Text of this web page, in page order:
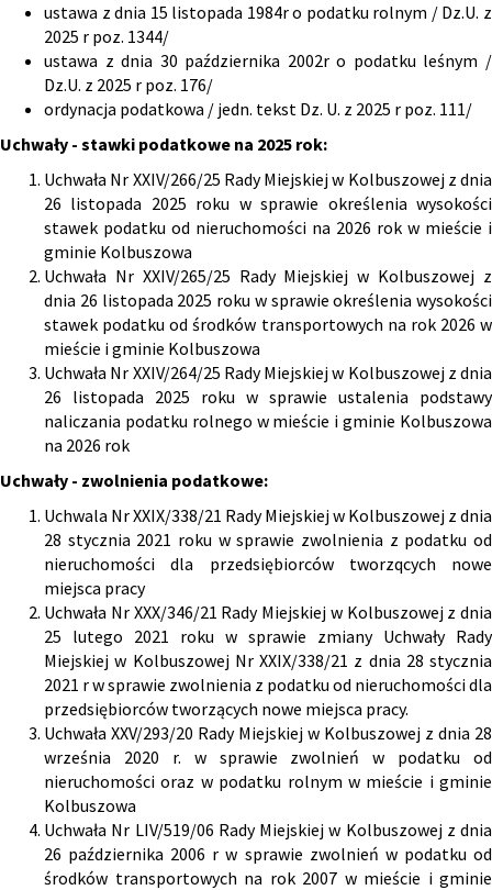
ustawa z dnia 15 listopada 1984r o podatku rolnym / Dz.U. z
2025 r poz. 1344/
ustawa z dnia 30 października 2002r o podatku leśnym /
Dz.U. z 2025 r poz. 176/
ordynacja podatkowa / jedn. tekst Dz. U. z 2025 r poz. 111/
Uchwały - stawki podatkowe na 2025 rok:
Uchwała Nr XXIV/266/25 Rady Miejskiej w Kolbuszowej z dnia
26 listopada 2025 roku w sprawie określenia wysokości
stawek podatku od nieruchomości na 2026 rok w mieście i
gminie Kolbuszowa
Uchwała Nr XXIV/265/25 Rady Miejskiej w Kolbuszowej z
dnia 26 listopada 2025 roku w sprawie określenia wysokości
stawek podatku od środków transportowych na rok 2026 w
mieście i gminie Kolbuszowa
Uchwała Nr XXIV/264/25 Rady Miejskiej w Kolbuszowej z dnia
26 listopada 2025 roku w sprawie ustalenia podstawy
naliczania podatku rolnego w mieście i gminie Kolbuszowa
na 2026 rok
Uchwały - zwolnienia podatkowe:
Uchwala Nr XXIX/338/21 Rady Miejskiej w Kolbuszowej z dnia
28 stycznia 2021 roku w sprawie zwolnienia z podatku od
nieruchomości dla przedsiębiorców tworzqcych nowe
miejsca pracy
Uchwała Nr XXX/346/21 Rady Miejskiej w Kolbuszowej z dnia
25 lutego 2021 roku w sprawie zmiany Uchwały Rady
Miejskiej w Kolbuszowej Nr XXIX/338/21 z dnia 28 stycznia
2021 r w sprawie zwolnienia z podatku od nieruchomości dla
przedsiębiorców tworzących nowe miejsca pracy.
Uchwała XXV/293/20 Rady Miejskiej w Kolbuszowej z dnia 28
września 2020 r. w sprawie zwolnień w podatku od
nieruchomości oraz w podatku rolnym w mieście i gminie
Kolbuszowa
Uchwała Nr LIV/519/06 Rady Miejskiej w Kolbuszowej z dnia
26 października 2006 r w sprawie zwolnień w podatku od
środków transportowych na rok 2007 w mieście i gminie